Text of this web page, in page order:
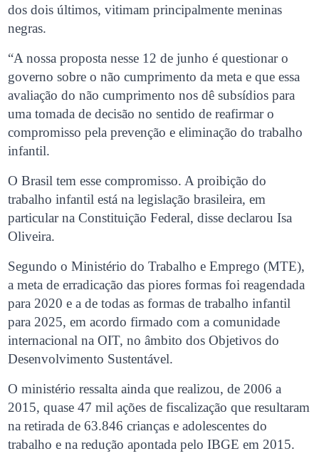
dos dois últimos, vitimam principalmente meninas
negras.
“A nossa proposta nesse 12 de junho é questionar o
governo sobre o não cumprimento da meta e que essa
avaliação do não cumprimento nos dê subsídios para
uma tomada de decisão no sentido de reafirmar o
compromisso pela prevenção e eliminação do trabalho
infantil.
O Brasil tem esse compromisso. A proibição do
trabalho infantil está na legislação brasileira, em
particular na Constituição Federal, disse declarou Isa
Oliveira.
Segundo o Ministério do Trabalho e Emprego (MTE),
a meta de erradicação das piores formas foi reagendada
para 2020 e a de todas as formas de trabalho infantil
para 2025, em acordo firmado com a comunidade
internacional na OIT, no âmbito dos Objetivos do
Desenvolvimento Sustentável.
O ministério ressalta ainda que realizou, de 2006 a
2015, quase 47 mil ações de fiscalização que resultaram
na retirada de 63.846 crianças e adolescentes do
trabalho e na redução apontada pelo IBGE em 2015.